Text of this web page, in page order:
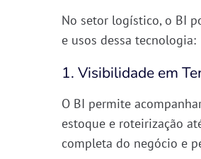
No setor logístico, o BI
e usos dessa tecnologia:
1. Visibilidade em
O BI permite
estoque e roteirização
completa do negócio e